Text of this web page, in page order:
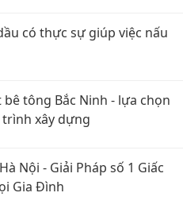
có thực sự giúp việc nấu
tông Bắc Ninh - lựa chọn
xây dựng
Nội - Giải Pháp số 1 Giấc
Gia Đình